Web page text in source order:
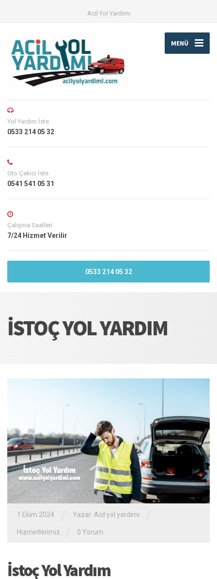
Acil Yol Yardımı
MENÜ
Yol Yardım İste
0533 214 05 32
Oto Çekici İste
0541 541 05 31
Çalışma Saatleri
7/24 Hizmet Verilir
0533 214 05 32
İSTOÇ YOL YARDIM
1 Ekim 2024 Yazar: Acil yol yardımı
Hizmetlerimiz 0 Yorum
İstoç Yol Yardım